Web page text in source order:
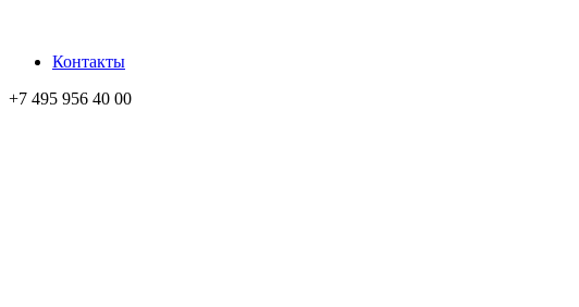
Контакты
+7 495 956 40 00